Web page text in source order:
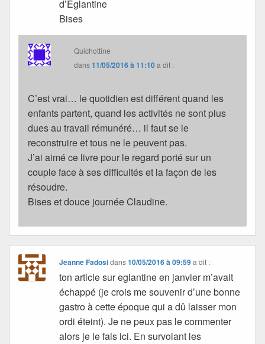
d’Eglantine
Bises
Quichottine
dans11/05/2016 à 11:10a dit :
C’est vrai… le quotidien est différent quand les
enfants partent, quand les activités ne sont plus
dues au travail rémunéré… il faut se le
reconstruire et tous ne le peuvent pas.
J’ai aimé ce livre pour le regard porté sur un
couple face à ses difficultés et la façon de les
résoudre.
Bises et douce journée Claudine.
Jeanne Fadosidans10/05/2016 à 09:59 a dit :
ton article sur eglantine en janvier m’avait
échappé (je crois me souvenir d’une bonne
gastro à cette époque qui a dû laisser mon
ordi éteint). Je ne peux pas le commenter
alors je le fais ici. En survolant les